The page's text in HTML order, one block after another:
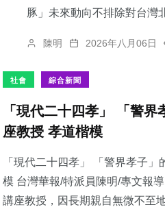
豚」未來動向不排除對台灣
陳明 2026年八月06日
社會 綜合新聞
「現代二十四孝」 「警
座教授 孝道楷模
「現代二十四孝」 「警界孝子
模 台灣華報/特派員陳明/專文報
講座教授，因長期親自無微不至